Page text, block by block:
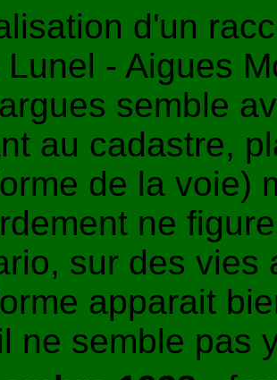
d'un
- Aigues
semble
au cadastre,
de la voie)
ne
sur des vies
apparait
ne semble pas